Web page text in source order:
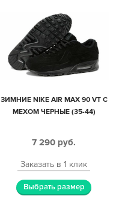
ЗИМНИЕ NIKE AIR MAX 90 VT С
МЕХОМ ЧЕРНЫЕ (35-44)
7 290 руб.
Заказать в 1 клик
Выбрать размер